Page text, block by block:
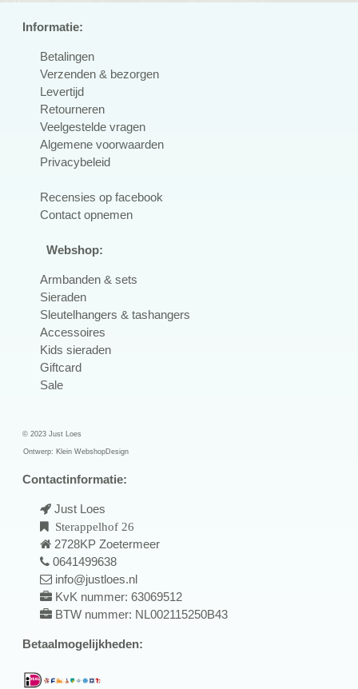
Informatie:
Betalingen
Verzenden & bezorgen
Levertijd
Retourneren
Veelgestelde vragen
Algemene voorwaarden
Privacybeleid
Recensies op facebook
Contact opnemen
Webshop:
Armbanden & sets
Sieraden
Sleutelhangers & tashangers
Accessoires
Kids sieraden
Giftcard
Sale
© 2023 Just Loes
Ontwerp: Klein WebshopDesign
Contactinformatie:
Just Loes
Sterappelhof 26
2728KP Zoetermeer
0641499638
info@justloes.nl
KvK nummer: 63069512
BTW nummer: NL002115250B43
Betaalmogelijkheden: